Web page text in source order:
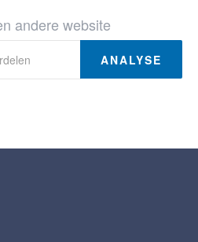
andere website
ANALYSE